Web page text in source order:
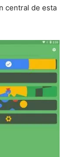
central de esta